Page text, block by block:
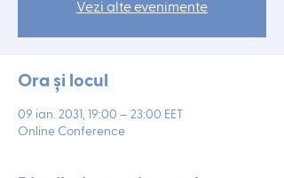
Vezi alte evenimente
Ora și locul
09 ian. 2031, 19:00 – 23:00 EET
Online Conference